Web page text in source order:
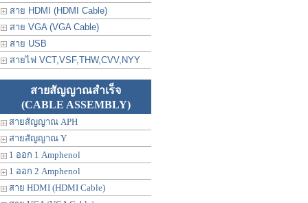
สาย HDMI (HDMI Cable)
สาย VGA (VGA Cable)
สาย USB
สายไฟ VCT,VSF,THW,CVV,NYY
สายสัญญาณสำเร็จ
(CABLE ASSEMBLY)
สายสัญญาณ APH
สายสัญญาณ Y
1 ออก 1 Amphenol
1 ออก 2 Amphenol
สาย HDMI (HDMI Cable)